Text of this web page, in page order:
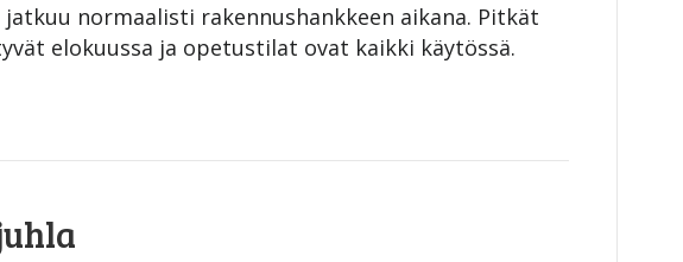
normaalisti rakennushankkeen aikana. Pitkät
elokuussa ja opetustilat ovat kaikki käytössä.